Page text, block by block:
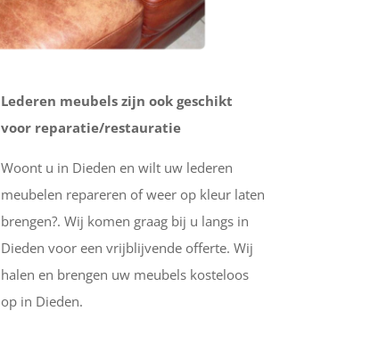
Lederen meubels zijn ook geschikt
voor reparatie/restauratie
Woont u in Dieden en wilt uw lederen
meubelen repareren of weer op kleur laten
brengen?. Wij komen graag bij u langs in
Dieden voor een vrijblijvende offerte. Wij
halen en brengen uw meubels kosteloos
op in Dieden.